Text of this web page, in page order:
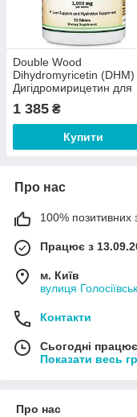
Double Wood
Dihydromyricetin (DHM)
Дигідромирицетин для
зниження рівня
алкогольної інтоксикації
1000 мг 30 таблеток
1 385 ₴
Купити
Про нас
100% позитивних
Працює з
м. Київ
вулиця
Контакти
Сьогодні
Показати весь
Про нас